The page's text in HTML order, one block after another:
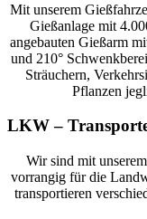
Mit unserem
Gießanlage mit
angebauten Gießarm
und 210°
Sträuchern,
Pflanzen
LKW –
Wir sind mit
vorrangig für die
transportieren